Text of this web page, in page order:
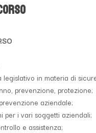
legislativo in materia di
prevenzione, protezione;
aziendale;
per i vari soggetti aziendali;
e assistenza;